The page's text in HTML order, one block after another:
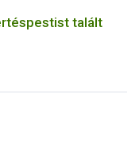
talált